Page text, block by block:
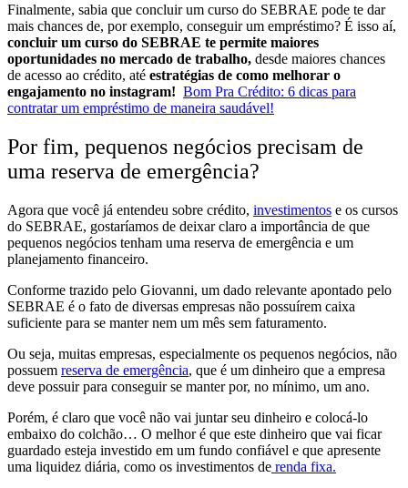
Finalmente, sabia que concluir um curso do SEBRAE pode te dar
mais chances de, por exemplo, conseguir um empréstimo? É isso aí,
concluir um curso do SEBRAE te permite maiores
oportunidades no mercado de trabalho, desde maiores chances
de acesso ao crédito, até estratégias de como melhorar o
engajamento no instagram! Bom Pra Crédito: 6 dicas para
contratar um empréstimo de maneira saudável!
Por fim, pequenos negócios precisam de
uma reserva de emergência?
Agora que você já entendeu sobre crédito, investimentos e os cursos
do SEBRAE, gostaríamos de deixar claro a importância de que
pequenos negócios tenham uma reserva de emergência e um
planejamento financeiro.
Conforme trazido pelo Giovanni, um dado relevante apontado pelo
SEBRAE é o fato de diversas empresas não possuírem caixa
suficiente para se manter nem um mês sem faturamento.
Ou seja, muitas empresas, especialmente os pequenos negócios, não
possuem reserva de emergência, que é um dinheiro que a empresa
deve possuir para conseguir se manter por, no mínimo, um ano.
Porém, é claro que você não vai juntar seu dinheiro e colocá-lo
embaixo do colchão… O melhor é que este dinheiro que vai ficar
guardado esteja investido em um fundo confiável e que apresente
uma liquidez diária, como os investimentos de renda fixa.